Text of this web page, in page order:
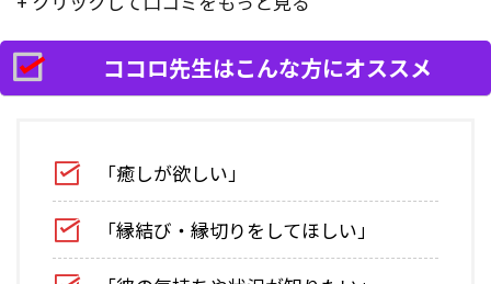
ココロ先生はこんな方にオススメ
「癒しが欲しい」
「縁結び・縁切りをしてほしい」